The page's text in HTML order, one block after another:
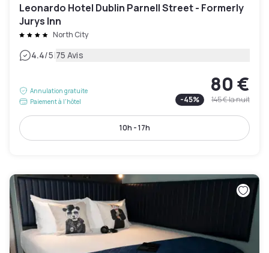
Leonardo Hotel Dublin Parnell Street - Formerly
Jurys Inn
North City
4.4/5|75 Avis
Annulation gratuite
Paiement à l'hôtel
80 €
-45% 145 €la nuit
10h - 17h